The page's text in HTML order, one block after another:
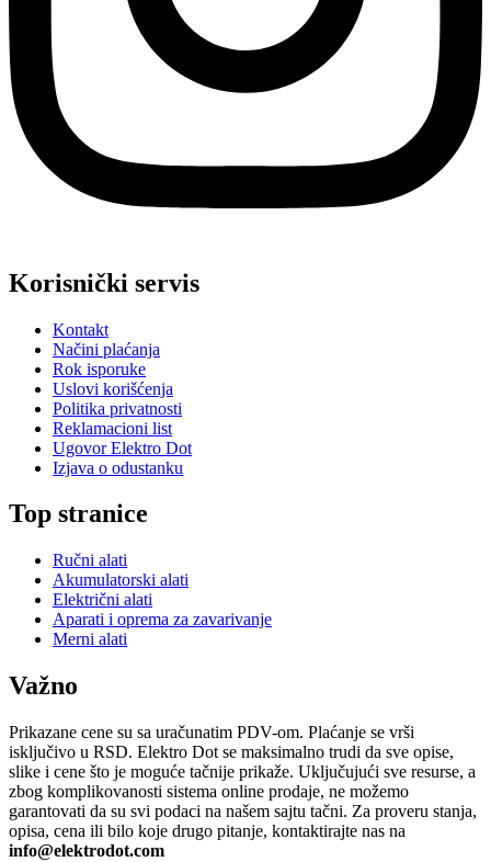
Korisnički servis
Kontakt
Načini plaćanja
Rok isporuke
Uslovi korišćenja
Politika privatnosti
Reklamacioni list
Ugovor Elektro Dot
Izjava o odustanku
Top stranice
Ručni alati
Akumulatorski alati
Električni alati
Aparati i oprema za zavarivanje
Merni alati
Važno
Prikazane cene su sa uračunatim PDV-om. Plaćanje se vrši
isključivo u RSD. Elektro Dot se maksimalno trudi da sve opise,
slike i cene što je moguće tačnije prikaže. Uključujući sve resurse, a
zbog komplikovanosti sistema online prodaje, ne možemo
garantovati da su svi podaci na našem sajtu tačni. Za proveru stanja,
opisa, cena ili bilo koje drugo pitanje, kontaktirajte nas na
info@elektrodot.com